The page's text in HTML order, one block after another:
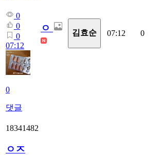
0
0
0
07:12
0
댓글
ㅇ 김효순 07:12 0
18341482
ㅇㅈ